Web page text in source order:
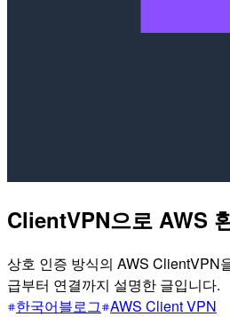
ClientVPN으로 AWS
상호 인증 방식의 AWS ClientVPN
급부터 연결까지 설명한 글입니다.
한국어블로그 AWS Client VPN